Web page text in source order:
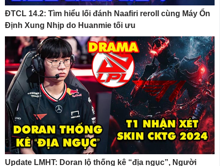
ĐTCL 14.2: Tìm hiểu lối đánh Naafiri reroll cùng Máy Ổn
Định Xung Nhịp do Huanmie tối ưu
Update LMHT: Doran lộ thống kê “địa ngục”, Người